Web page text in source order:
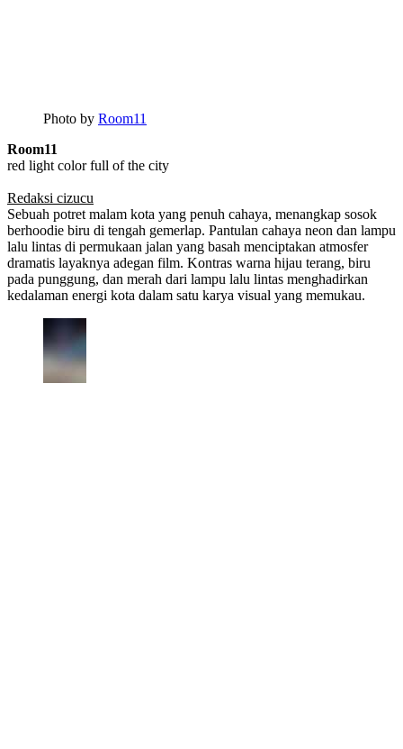
Photo by Room11
Room11
red light color full of the city
Redaksi cizucu
Sebuah potret malam kota yang penuh cahaya, menangkap sosok
berhoodie biru di tengah gemerlap. Pantulan cahaya neon dan lampu
lalu lintas di permukaan jalan yang basah menciptakan atmosfer
dramatis layaknya adegan film. Kontras warna hijau terang, biru
pada punggung, dan merah dari lampu lalu lintas menghadirkan
kedalaman energi kota dalam satu karya visual yang memukau.